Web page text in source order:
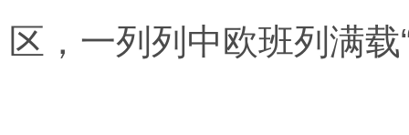
区，一列列中欧班列满